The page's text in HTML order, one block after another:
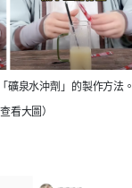
礦泉水沖劑」的製作方法。
看大圖）